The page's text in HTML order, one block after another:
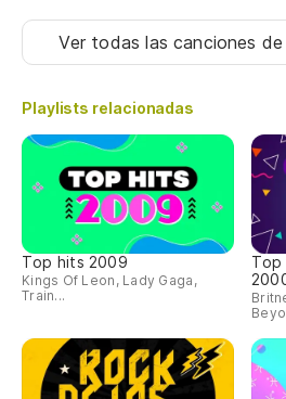
Ver todas las canciones
Playlists relacionadas
Top hits 2009
Kings Of Leon, Lady Gaga,
Train...
Top